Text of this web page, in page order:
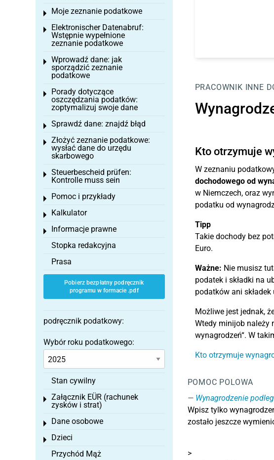
PRACOWNIK INNE
Kto otrzymuje
W zeznaniu
dochodowego od
w Niemczech, oraz
podatku od
Tipp
Takie dochody bez
Euro.
Ważne: Nie musisz
podatek i składki na
podatków ani
Możliwe jest jednak,
Wtedy minijob należy
wynagrodzeń“. W
Kto otrzymuje
POMOC POLOWA
Wynagrodzenie
Wpisz tylko
zostało jeszcze
>
Moje zeznanie podatkowe
Toggle menu
Elektronischer Datenabruf:
Wstępnie wypełnione
zeznanie podatkowe
Toggle menu
Wprowadź dane: jak
sporządzić zeznanie
podatkowe
Toggle menu
Porady dotyczące
oszczędzania podatków:
zoptymalizuj swoje dane
Toggle menu
Sprawdź dane: znajdź błąd
Toggle menu
Złożyć zeznanie podatkowe:
wysłać dane do urzędu
skarbowego
Toggle menu
Steuerbescheid prüfen:
Kontrolle muss sein
Toggle menu
Pomoc i przykłady
Toggle menu
Kalkulator
Toggle menu
Informacje prawne
Toggle menu
Stopka redakcyjna
Prasa
Pobierz bezpłatny podręcznik
programu w formacie .pdf
podręcznik podatkowy:
Wybór roku podatkowego:
Stan cywilny
Załącznik EÜR (rachunek
zysków i strat)
Toggle menu
Dane osobowe
Toggle menu
Dzieci
Toggle menu
Przychód Mąż